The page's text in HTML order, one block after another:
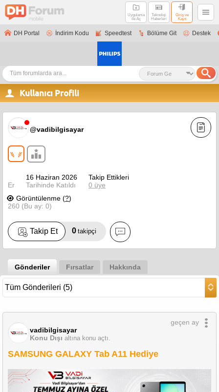
Uygulama
ile Aç
Teknoloji
Haberleri
Giriş ve
Kayıt
DH Portal İndirim Kodu Speedtest Bölüme Git Destek
Kullanıcı Profili
@vadibilgisayar
Er
16 Haziran 2026
Tarihinde Katıldı
Takip Ettikleri
0 üye
Görüntülenme (?)
260 (Bu ay: 0)
Takip Et 0 takipçi
Gönderiler Fırsatlar Hakkında
vadibilgisayar
Konu Dışı altına konu açtı.
geçen ay
SAMSUNG GALAXY Tab A11 Hediye